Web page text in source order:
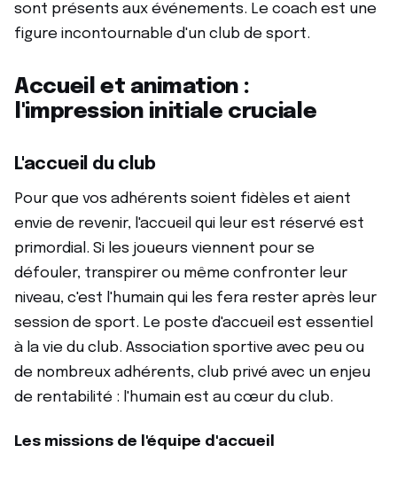
sont présents aux événements. Le coach est une
figure incontournable d'un club de sport.
Accueil et animation :
l'impression initiale cruciale
L'accueil du club
Pour que vos adhérents soient fidèles et aient
envie de revenir, l'accueil qui leur est réservé est
primordial. Si les joueurs viennent pour se
défouler, transpirer ou même confronter leur
niveau, c'est l'humain qui les fera rester après leur
session de sport. Le poste d'accueil est essentiel
à la vie du club. Association sportive avec peu ou
de nombreux adhérents, club privé avec un enjeu
de rentabilité : l'humain est au cœur du club.
Les missions de l'équipe d'accueil